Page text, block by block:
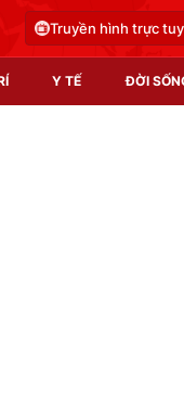
Truyền hình trực
Y TẾ ĐỜI